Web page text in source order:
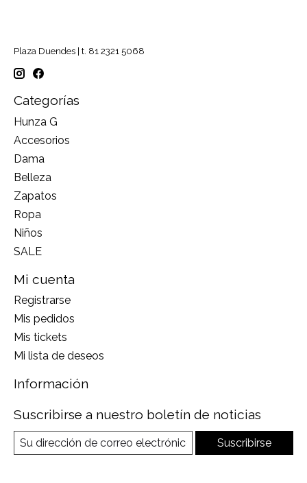
Plaza Duendes | t. 81 2321 5068
Categorías
Hunza G
Accesorios
Dama
Belleza
Zapatos
Ropa
Niños
SALE
Mi cuenta
Registrarse
Mis pedidos
Mis tickets
Mi lista de deseos
Información
Suscribirse a nuestro boletín de noticias
Suscribirse